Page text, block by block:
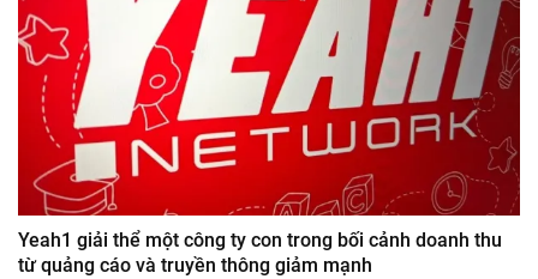
Yeah1 giải thể một công ty con trong bối cảnh doanh thu
từ quảng cáo và truyền thông giảm mạnh